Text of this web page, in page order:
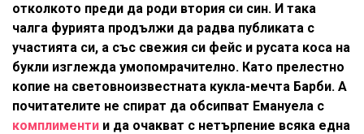
отколкото преди да роди втория си син. И така
чалга фурията продължи да радва публиката с
участията си, а със свежия си фейс и русата коса на
букли изглежда умопомрачително. Като прелестно
копие на световноизвестната кукла-мечта Барби. А
почитателите не спират да обсипват Емануела с
комплименти и да очакват с нетърпение всяка една